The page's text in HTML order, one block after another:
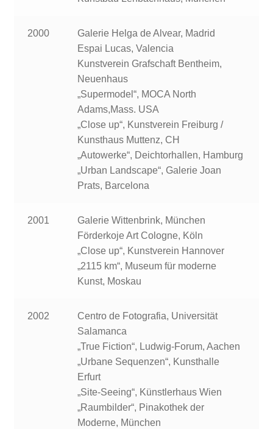
2000
Galerie Helga de Alvear, Madrid
Espai Lucas, Valencia
Kunstverein Grafschaft Bentheim,
Neuenhaus
„Supermodel“, MOCA North
Adams,Mass. USA
„Close up“, Kunstverein Freiburg /
Kunsthaus Muttenz, CH
„Autowerke“, Deichtorhallen, Hamburg
„Urban Landscape“, Galerie Joan
Prats, Barcelona
2001
Galerie Wittenbrink, München
Förderkoje Art Cologne, Köln
„Close up“, Kunstverein Hannover
„2115 km“, Museum für moderne
Kunst, Moskau
2002
Centro de Fotografia, Universität
Salamanca
„True Fiction“, Ludwig-Forum, Aachen
„Urbane Sequenzen“, Kunsthalle
Erfurt
„Site-Seeing“, Künstlerhaus Wien
„Raumbilder“, Pinakothek der
Moderne, München